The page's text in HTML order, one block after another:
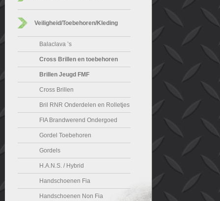
Veiligheid/Toebehoren/Kleding
Balaclava ’s
Cross Brillen en toebehoren
Brillen Jeugd FMF
Cross Brillen
Bril RNR Onderdelen en Rolletjes
FIA Brandwerend Ondergoed
Gordel Toebehoren
Gordels
H.A.N.S. / Hybrid
Handschoenen Fia
Handschoenen Non Fia